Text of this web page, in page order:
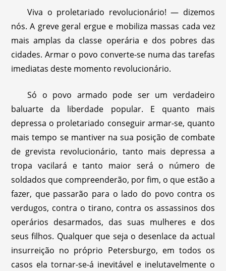
Viva o proletariado revolucionário! — dizemos
nós. A greve geral ergue e mobiliza massas cada vez
mais amplas da classe operária e dos pobres das
cidades. Armar o povo converte-se numa das tarefas
imediatas deste momento revolucionário.
Só o povo armado pode ser um verdadeiro
baluarte da liberdade popular. E quanto mais
depressa o proletariado conseguir armar-se, quanto
mais tempo se mantiver na sua posição de combate
de grevista revolucionário, tanto mais depressa a
tropa vacilará e tanto maior será o número de
soldados que compreenderão, por fim, o que estão a
fazer, que passarão para o lado do povo contra os
verdugos, contra o tirano, contra os assassinos dos
operários desarmados, das suas mulheres e dos
seus filhos. Qualquer que seja o desenlace da actual
insurreição no próprio Petersburgo, em todos os
casos ela tornar-se-á inevitável e inelutavelmente o